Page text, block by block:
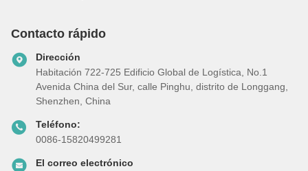
Contacto rápido
Dirección
Habitación 722-725 Edificio Global de Logística, No.1
Avenida China del Sur, calle Pinghu, distrito de Longgang,
Shenzhen, China
Teléfono:
0086-15820499281
El correo electrónico